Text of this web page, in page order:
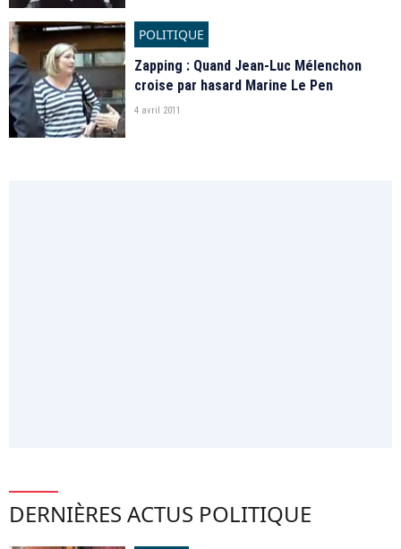
POLITIQUE
Zapping : Quand Jean-Luc Mélenchon
croise par hasard Marine Le Pen
4 avril 2011
DERNIÈRES ACTUS POLITIQUE